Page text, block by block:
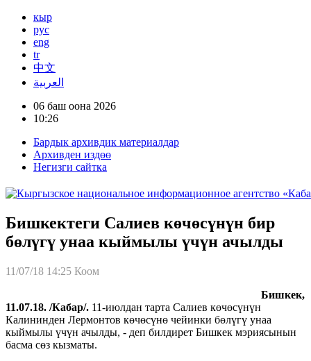
кыр
рус
eng
tr
中文
العربية
06 баш оона 2026
10:26
Бардык архивдик материалдар
Архивден издөө
Негизги сайтка
Бишкектеги Салиев көчөсүнүн бир
бөлүгү унаа кыймылы үчүн ачылды
11/07/18 14:25 Коом
Бишкек,
11.07.18. /Кабар/. 11-июлдан тарта Салиев көчөсүнүн
Калининден Лермонтов көчөсүнө чейинки бөлүгү унаа
кыймылы үчүн ачылды, - деп билдирет Бишкек мэриясынын
басма сөз кызматы.